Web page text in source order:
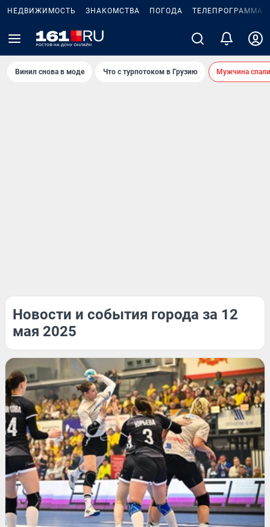
НЕДВИЖИМОСТЬ ЗНАКОМСТВА ПОГОДА ТЕЛЕПРОГРАММА
Винил снова в моде Что с турпотоком в Грузию Мужчина
Новости и события города за 12
мая 2025